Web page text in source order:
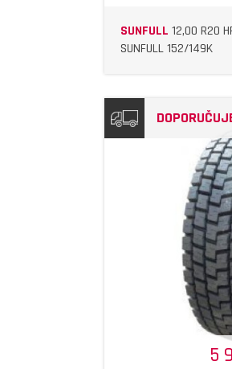
SUNFULL 12,00 R20
SUNFULL 152/149K
5